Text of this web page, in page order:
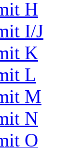
H
I/J
K
L
M
N
O